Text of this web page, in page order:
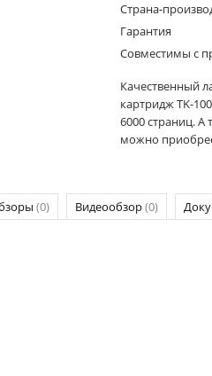
Страна-
Гарантия
Совместимы с
Качественный
картридж TK-
6000 страниц. А
можно
(0) Видеообзор(0)